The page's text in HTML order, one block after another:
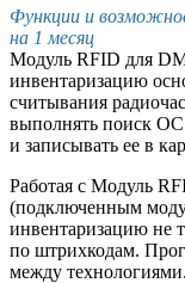
Функции и
на 1 месяц
Модуль RFID для
инвентаризацию
считывания
выполнять поиск ОС
и записывать ее в
Работая с Модуль
(подключенным
инвентаризацию не
по штрихкодам.
между технологиями.